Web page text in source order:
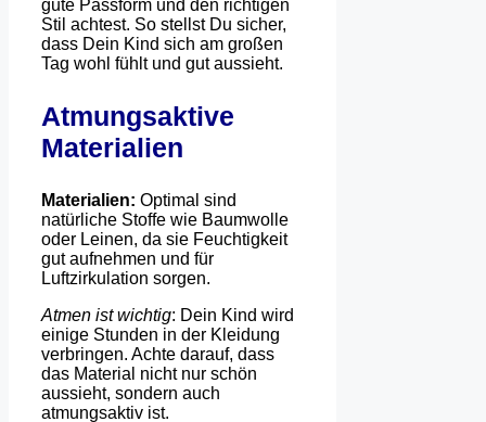
gute Passform und den richtigen
Stil achtest. So stellst Du sicher,
dass Dein Kind sich am großen
Tag wohl fühlt und gut aussieht.
Atmungsaktive
Materialien
Materialien: Optimal sind
natürliche Stoffe wie Baumwolle
oder Leinen, da sie Feuchtigkeit
gut aufnehmen und für
Luftzirkulation sorgen.
Atmen ist wichtig: Dein Kind wird
einige Stunden in der Kleidung
verbringen. Achte darauf, dass
das Material nicht nur schön
aussieht, sondern auch
atmungsaktiv ist.